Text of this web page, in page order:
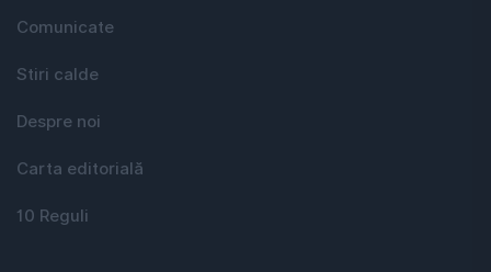
Comunicate
Stiri calde
Despre noi
Carta editorială
10 Reguli